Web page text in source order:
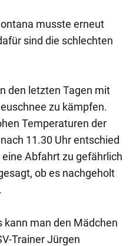
musste erneut
sind die schlechten
den letzten Tagen mit
zu kämpfen.
Temperaturen der
11.30 Uhr entschied
Abfahrt zu gefährlich
ob es nachgeholt
kann man den Mädchen
Trainer Jürgen